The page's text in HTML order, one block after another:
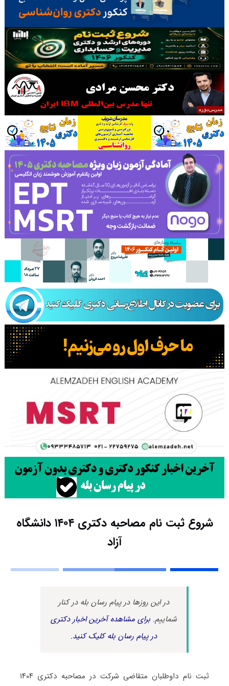
شروع ثبت نام مصاحبه دکتری ۱۴۰۴ دانشگاه
آزاد
در این روزها در پیام رسان بله در کنار
شماییم.برای مشاهده آخرین اخبار دکتری
در پیام رسان بله کلیک کنید.
ثبت نام داوطلبان متقاضی شرکت در مصاحبه دکتری ۱۴۰۴